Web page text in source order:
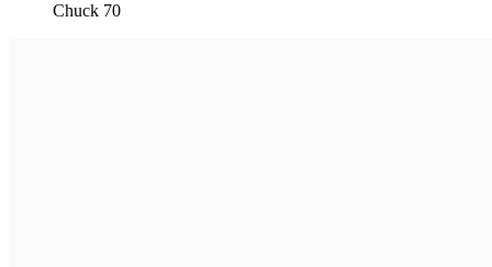
Chuck 70